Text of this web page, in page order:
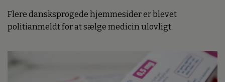
Flere dansksprogede hjemmesider er blevet
politianmeldt for at sælge medicin ulovligt.